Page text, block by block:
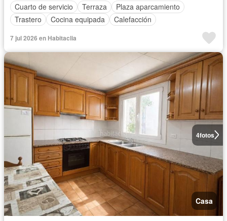
Cuarto de servicio
Terraza
Plaza aparcamiento
Trastero
Cocina equipada Calefacción
7 jul 2026 en Habitaclia
4fotos
Casa